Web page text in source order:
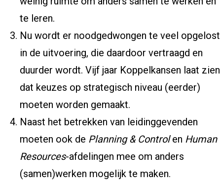
te leren.
Nu wordt er noodgedwongen te veel opgelost
in de uitvoering, die daardoor vertraagd en
duurder wordt. Vijf jaar Koppelkansen laat zien
dat keuzes op strategisch niveau (eerder)
moeten worden gemaakt.
Naast het betrekken van leidinggevenden
moeten ook de Planning & Controlen Human
Resources-afdelingen mee om anders
(samen)werken mogelijk te maken.